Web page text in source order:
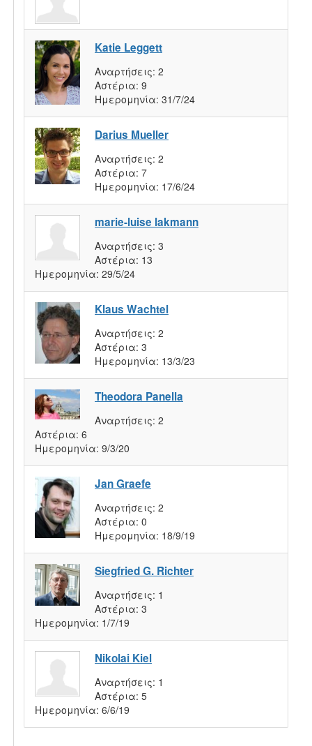
Katie Leggett
Αναρτήσεις: 2
Αστέρια: 9
Ημερομηνία: 31/7/24
Darius Mueller
Αναρτήσεις: 2
Αστέρια: 7
Ημερομηνία: 17/6/24
marie-luise lakmann
Αναρτήσεις: 3
Αστέρια: 13
Ημερομηνία: 29/5/24
Klaus Wachtel
Αναρτήσεις: 2
Αστέρια: 3
Ημερομηνία: 13/3/23
Theodora Panella
Αναρτήσεις: 2
Αστέρια: 6
Ημερομηνία: 9/3/20
Jan Graefe
Αναρτήσεις: 2
Αστέρια: 0
Ημερομηνία: 18/9/19
Siegfried G. Richter
Αναρτήσεις: 1
Αστέρια: 3
Ημερομηνία: 1/7/19
Nikolai Kiel
Αναρτήσεις: 1
Αστέρια: 5
Ημερομηνία: 6/6/19